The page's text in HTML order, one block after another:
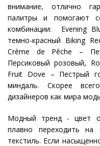
внимание, отлично
палитры и помогают
комбинации: Evening
темно-красный Biking
Crème de Pêche –
Персиковый розовый,
Fruit Dove – Пестрый
миндаль. Скорее
дизайнеров как мира
Модный тренд - цвет
плавно переходить
текстиль. Если